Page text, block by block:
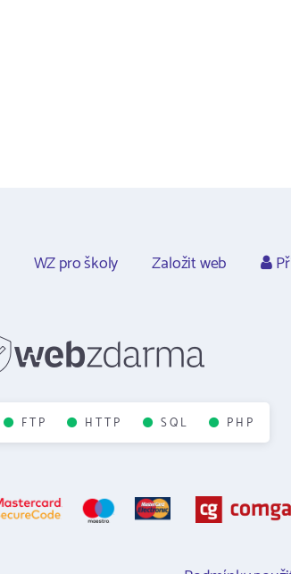
WZ pro školy Založit web
FTP HTTP SQL PHP